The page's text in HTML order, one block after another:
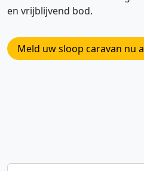
en vrijblijvend bod.
Meld uw sloop caravan nu